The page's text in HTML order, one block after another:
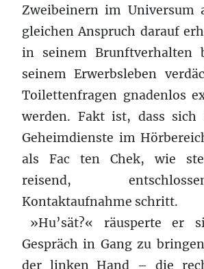
Zweibeinern im Universum
gleichen Anspruch darauf
in seinem Brunftverhalten
seinem Erwerbsleben
Toilettenfragen gnadenlos
werden. Fakt ist, dass sich
Geheimdienste im
als Fac ten Chek, wie
reisend,
Kontaktaufnahme schritt.
»Hu’sät?« räusperte er
Gespräch in Gang zu
der linken Hand – die